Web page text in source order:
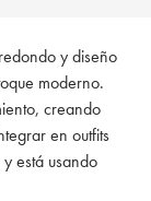
y diseño
moderno.
creando
en outfits
está usando